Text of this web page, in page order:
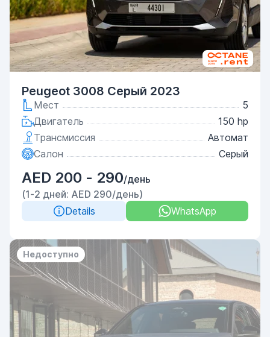
Peugeot 3008 Серый 2023
Мест
5
Двигатель
150 hp
Трансмиссия
Автомат
Салон
Серый
AED 200 - 290/день
(1-2 дней: AED 290/день)
Details
WhatsApp
Недоступно